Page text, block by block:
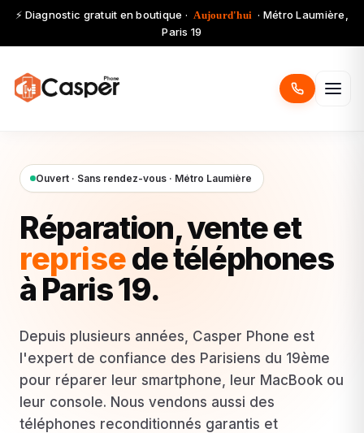
⚡ Diagnostic gratuit en boutique · Aujourd'hui · Métro Laumière,
Paris 19
Ouvert · Sans rendez-vous · Métro Laumière
Réparation, vente et
reprisede téléphones
à Paris 19.
Depuis plusieurs années, Casper Phone est
l'expert de confiance des Parisiens du 19ème
pour réparer leur smartphone, leur MacBook ou
leur console. Nous vendons aussi des
téléphones reconditionnés garantis et